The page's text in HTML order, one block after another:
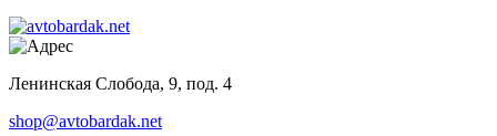
Ленинская Слобода, 9, под. 4
shop@avtobardak.net